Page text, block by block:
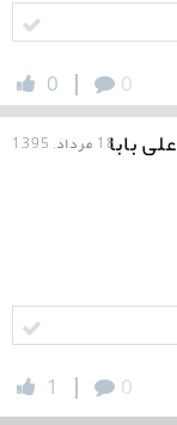
0
|
0
بابا18 مرداد, 1395
0
|
1